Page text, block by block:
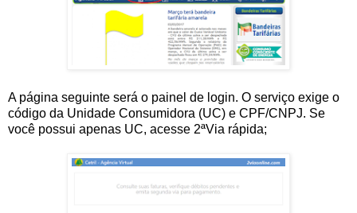
A página seguinte será o painel de login. O serviço exige o
código da Unidade Consumidora (UC) e CPF/CNPJ. Se
você possui apenas UC, acesse 2ªVia rápida;